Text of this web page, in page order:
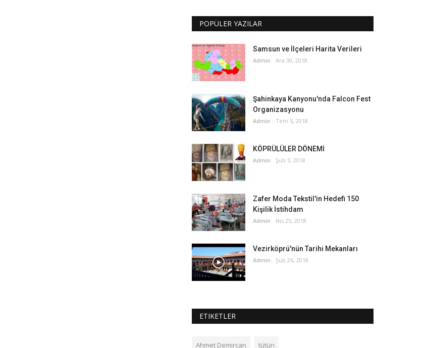
POPÜLER YAZILAR
Samsun ve İlçeleri Harita Verileri
Admin Ara 30, 2018
Şahinkaya Kanyonu'nda Falcon Fest
Organizasyonu
Admin Tem 5, 2018
KÖPRÜLÜLER DÖNEMİ
Admin Şub 5, 2018
Zafer Moda Tekstil'in Hedefi 150
Kişilik İstihdam
Admin Nis 25, 2018
Vezirköprü'nün Tarihi Mekanları
Admin Şub 26, 2018
ETIKETLER
Ahmet Demircan tütün